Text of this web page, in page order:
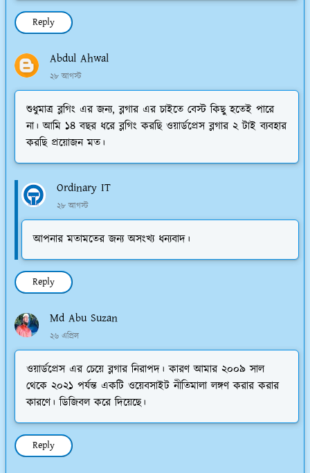
Reply
Abdul Ahwal
২৮ আগস্ট
শুধুমাত্র ব্লগিং এর জন্য, ব্লগার এর চাইতে বেস্ট কিছু হতেই পারে
না। আমি ১৪ বছর ধরে ব্লগিং করছি ওয়ার্ডপ্রেস ব্লগার ২ টাই ব্যবহার
করছি প্রয়োজন মত।
Ordinary IT
২৮ আগস্ট
আপনার মতামতের জন্য অসংখ্য ধন্যবাদ।
Reply
Md Abu Suzan
২৬ এপ্রিল
ওয়ার্ডপ্রেস এর চেয়ে ব্লগার নিরাপদ। কারণ আমার ২০০৯ সাল
থেকে ২০২১ পর্যন্ত একটি ওয়েবসাইট নীতিমালা লঙ্গণ করার করার
কারণে। ডিজিবল করে দিয়েছে।
Reply